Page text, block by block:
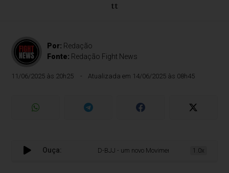
tt
Por: Redação
Fonte: Redação Fight News
11/06/2025 às 20h25 Atualizada em 14/06/2025 às 08h45
Ouça: D-BJJ - um novo Movimento Global do Jiu-Jitsu
1.0x